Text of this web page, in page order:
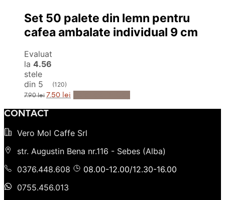
Set 50 palete din lemn pentru
cafea ambalate individual 9 cm
Evaluat
la 4.56
stele
din 5
(120)
7.90lei Prețul
inițial
a
fost:
7.50 lei Prețul
curent
este:
CONTACT
Vero Mol Caffe Srl
str. Augustin Bena nr.116 - Sebes (Alba)
0376.448.608
08.00-12.00/12.30-16.00
0755.456.013